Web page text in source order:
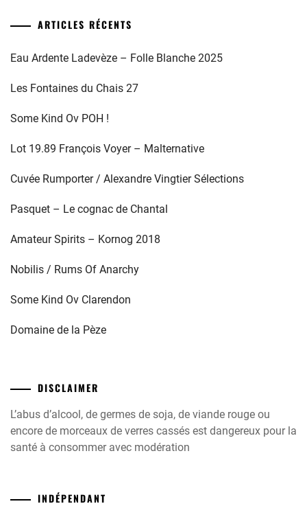
ARTICLES RÉCENTS
Eau Ardente Ladevèze – Folle Blanche 2025
Les Fontaines du Chais 27
Some Kind Ov POH !
Lot 19.89 François Voyer – Malternative
Cuvée Rumporter / Alexandre Vingtier Sélections
Pasquet – Le cognac de Chantal
Amateur Spirits – Kornog 2018
Nobilis / Rums Of Anarchy
Some Kind Ov Clarendon
Domaine de la Pèze
DISCLAIMER
L’abus d’alcool, de germes de soja, de viande rouge ou
encore de morceaux de verres cassés est dangereux pour la
santé à consommer avec modération
INDÉPENDANT